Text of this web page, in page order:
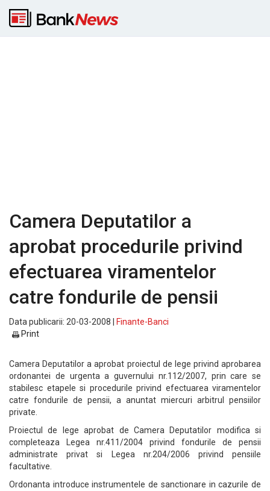
Camera Deputatilor a
aprobat procedurile privind
efectuarea viramentelor
catre fondurile de pensii
Data publicarii: 20-03-2008 |
Finante-Banci
Print
Camera Deputatilor a aprobat proiectul de lege privind aprobarea
ordonantei de urgenta a guvernului nr.112/2007, prin care se
stabilesc etapele si procedurile privind efectuarea viramentelor
catre fondurile de pensii, a anuntat miercuri arbitrul pensiilor
private.
Proiectul de lege aprobat de Camera Deputatilor modifica si
completeaza Legea nr.411/2004 privind fondurile de pensii
administrate privat si Legea nr.204/2006 privind pensiile
facultative.
Ordonanta introduce instrumentele de sanctionare in cazurile de